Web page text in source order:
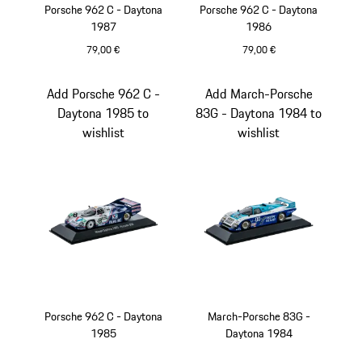
Porsche 962 C - Daytona
1987
79,00 €
Porsche 962 C - Daytona
1986
79,00 €
Porsche 962 C - Daytona
1985
Add Porsche 962 C -
Daytona 1985 to
wishlist
March-Porsche 83G -
Daytona 1984
Add March-Porsche
83G - Daytona 1984 to
wishlist